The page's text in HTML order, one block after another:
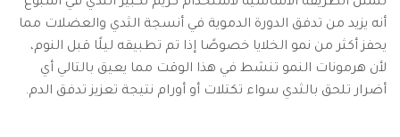
تتمثل الطريقة الأساسية لاستخدام كريم تكبير الثدي في اسبوع
أنه يزيد من تدفق الدورة الدموية في أنسجة الثدي والعضلات مما
يحفز أكثر من نمو الخلايا خصوصًا إذا تم تطبيقه ليلًا قبل النوم،
لأن هرمونات النمو تنشط في هذا الوقت مما يعيق بالتالي أي
أضرار تلحق بالثدي سواء تكتلات أو أورام نتيجة تعزيز تدفق الدم.